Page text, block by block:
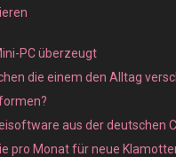
PC überzeugt
die einem den Alltag
aus der deutschen
pro Monat für neue